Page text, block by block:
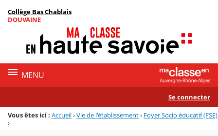
Menu de la rubrique
Contenu
Collège Bas Chablais
DOUVAINE
MENU
Se connecter
Vous êtes ici : Accueil›Vie de l'établissement› Foyer Socio éducatif (FSE)
›